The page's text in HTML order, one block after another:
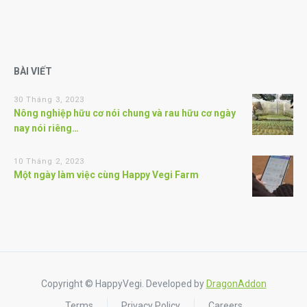
BÀI VIẾT
30 Tháng 3, 2023
Nông nghiệp hữu cơ nói chung và rau hữu cơ ngày
nay nói riêng…
10 Tháng 2, 2023
Một ngày làm việc cùng Happy Vegi Farm
Copyright © HappyVegi. Developed by DragonAddon